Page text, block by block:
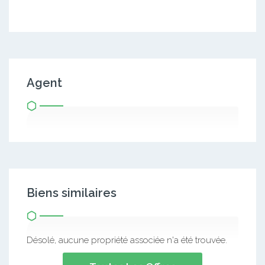
Agent
Biens similaires
Désolé, aucune propriété associée n'a été trouvée.